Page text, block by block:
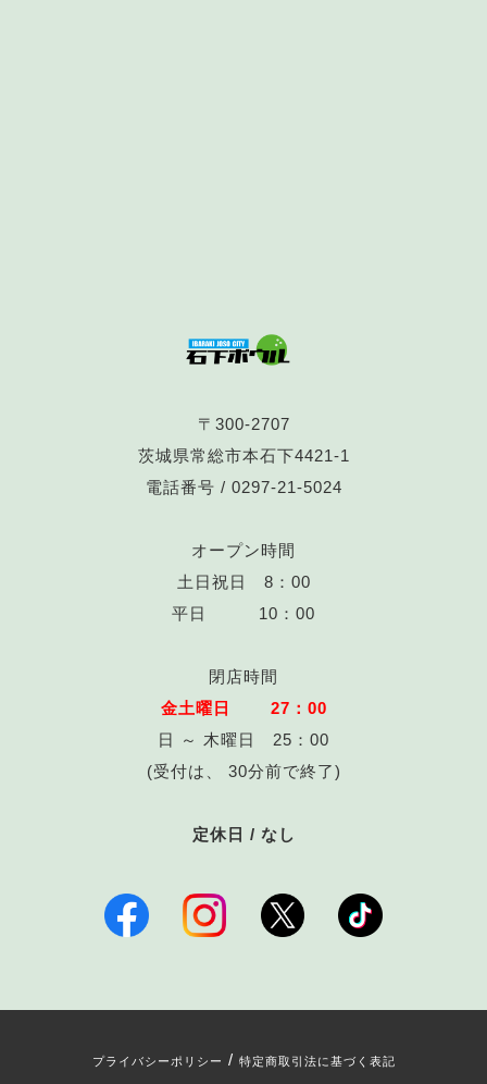
〒300-2707
茨城県常総市本石下4421-1
電話番号 / 0297-21-5024
オープン時間
土日祝日 8：00
平日 10：00
閉店時間
金土曜日 27：00
日 ～ 木曜日 25：00
(受付は、 30分前で終了)
定休日 / なし
プライバシーポリシー / 特定商取引法に基づく表記